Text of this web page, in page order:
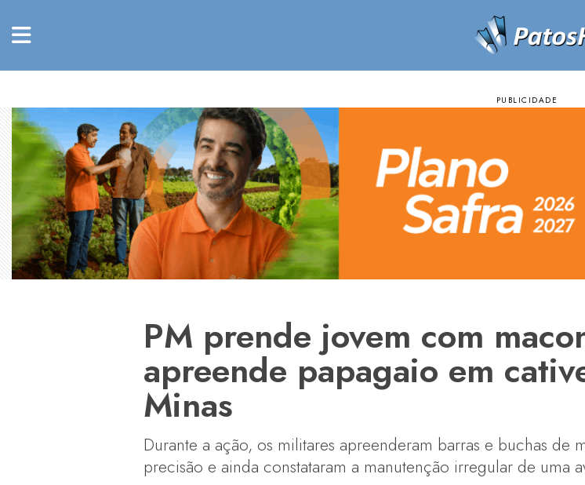
PM prende jovem com
apreende papagaio em
Minas
Durante a ação, os militares apreenderam barras e buchas
precisão e ainda constataram a manutenção irregular de uma